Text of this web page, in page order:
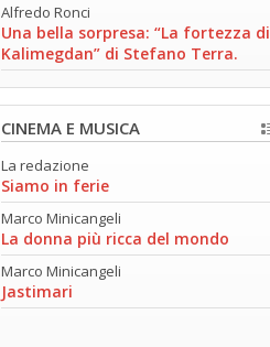
Alfredo Ronci
Una bella sorpresa: “La fortezza di
Kalimegdan” di Stefano Terra.
CINEMA E MUSICA
La redazione
Siamo in ferie
Marco Minicangeli
La donna più ricca del mondo
Marco Minicangeli
Jastimari